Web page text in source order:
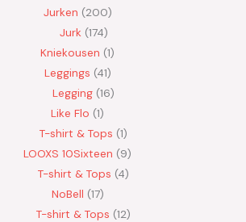
Jurken 200
Jurk 174
Kniekousen 1
Leggings 41
Legging 16
Like Flo 1
T-shirt & Tops 1
LOOXS 10Sixteen
9
T-shirt & Tops 4
NoBell 17
T-shirt & Tops 12